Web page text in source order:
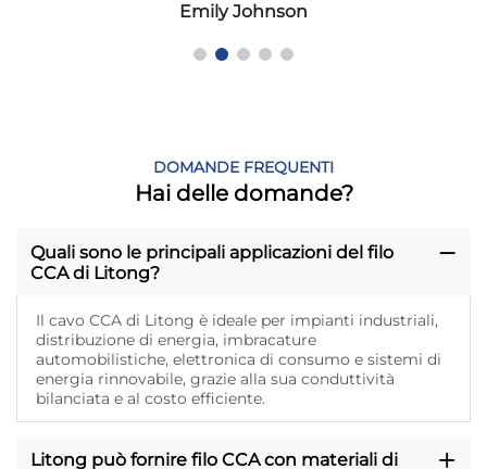
Emily Johnson
DOMANDE FREQUENTI
Hai delle domande?
Quali sono le principali applicazioni del filo
CCA di Litong?
Il cavo CCA di Litong è ideale per impianti industriali,
distribuzione di energia, imbracature
automobilistiche, elettronica di consumo e sistemi di
energia rinnovabile, grazie alla sua conduttività
bilanciata e al costo efficiente.
Litong può fornire filo CCA con materiali di